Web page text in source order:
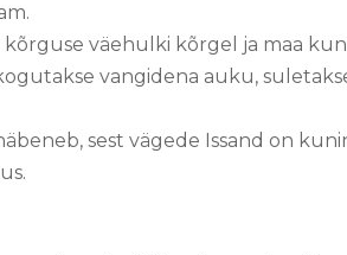
väehulki kõrgel ja maa
vangidena auku,
sest vägede Issand on